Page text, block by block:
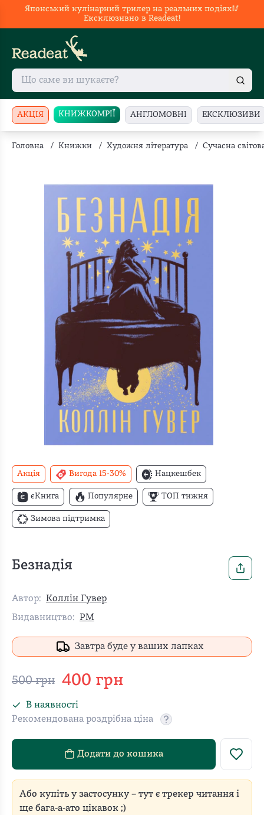
Японський кулінарний трилер на реальних подіях🥢
Ексклюзивно в Readeat!
АКЦІЯ КНИЖКОМРІЇ АНГЛОМОВНІ ЕКСКЛЮЗИВИ
Головна / Книжки / Художня література / Сучасна
Акція Вигода 15-30% Нацкешбек
єКнига Популярне ТОП тижня
Зимова підтримка
Безнадія
Автор: Коллін Гувер
Видавництво: РМ
Завтра буде у ваших лапках
500грн 400 грн
В наявності
Рекомендована роздрібна ціна
Додати до кошика
Або купіть у застосунку – тут є трекер читання і
ще бага-а-ато цікавок ;)